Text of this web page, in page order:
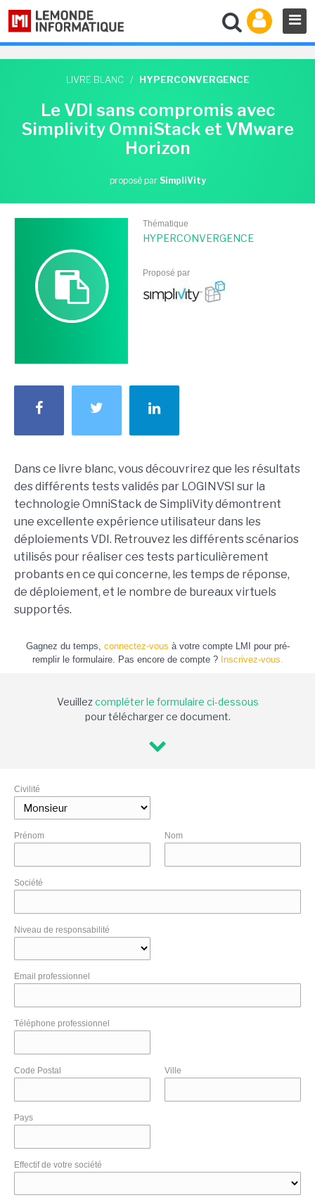
LIVRE BLANC / HYPERCONVERGENCE
Le VDI sans compromis avec
Simplivity OmniStack et VMware
Horizon
proposé par SimpliVity
Thématique
HYPERCONVERGENCE
Proposé par
Dans ce livre blanc, vous découvrirez que les résultats
des différents tests validés par LOGINVSI sur la
technologie OmniStack de SimpliVity démontrent
une excellente expérience utilisateur dans les
déploiements VDI. Retrouvez les différents scénarios
utilisés pour réaliser ces tests particulièrement
probants en ce qui concerne, les temps de réponse,
de déploiement, et le nombre de bureaux virtuels
supportés.
Gagnez du temps, connectez-vous à votre compte LMI pour pré-
remplir le formulaire. Pas encore de compte ? Inscrivez-vous.
Veuillezcompléter le formulaire ci-dessous
pour télécharger ce document.
Civilité
Prénom Nom
Société
Niveau de responsabilité
Email professionnel
Téléphone professionnel
Code Postal Ville
Pays
Effectif de votre société